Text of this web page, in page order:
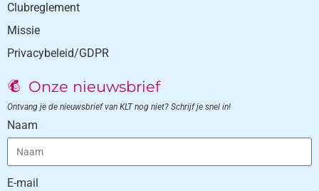
Clubreglement
Missie
Privacybeleid/GDPR
Onze nieuwsbrief
Ontvang je de nieuwsbrief van KLT nog niet? Schrijf je snel in!
Naam
E-mail